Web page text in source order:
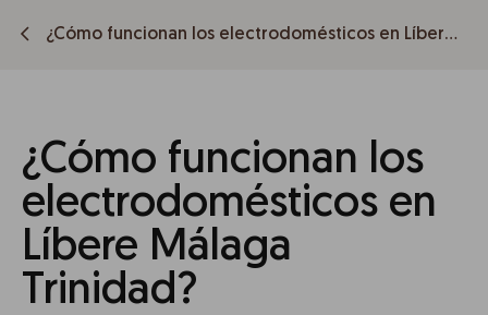
¿Cómo funcionan los electrodomésticos en Líbere Málaga Trinidad?
¿Cómo funcionan los
electrodomésticos en
Líbere Málaga
Trinidad?